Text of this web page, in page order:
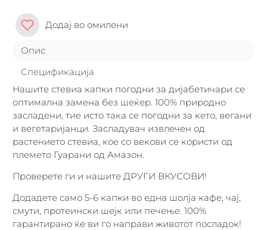
Додај во омилени
Опис
Спецификација
Нашите стевиа капки погодни за дијабетичари се
оптимална замена без шеќер. 100% природно
засладени, тие исто така се погодни за кето, вегани
и вегетаријанци. Засладувач извлечен од
растението стевиа, кое со векови се користи од
племето Гуарани од Амазон.
Проверете ги и нашите ДРУГИ ВКУСОВИ!
Додадете само 5-6 капки во една шолја кафе, чај,
смути, протеински шејк или печење. 100%
гарантирано ќе ви го направи животот посладок!